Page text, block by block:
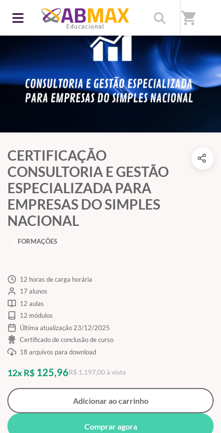
shopping_cart
CERTIFICAÇÃO
CONSULTORIA E GESTÃO
ESPECIALIZADA PARA
EMPRESAS DO SIMPLES
NACIONAL
FORMAÇÕES
12 horas de carga horária
17 alunos
12 aulas
12 módulos
Última atualização 23/12/2025
Certificado de conclusão de curso
18 arquivos para download
12x R$ 125,96R$ 1.197,00 à vista
Adicionar ao carrinho
Comprar agora